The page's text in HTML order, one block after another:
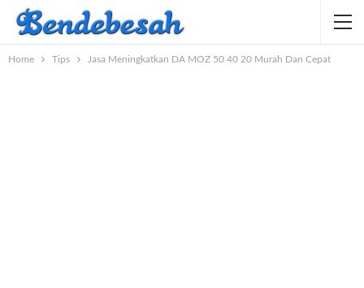
Home Tips Jasa Meningkatkan DA MOZ 50 40 20 Murah Dan Cepat